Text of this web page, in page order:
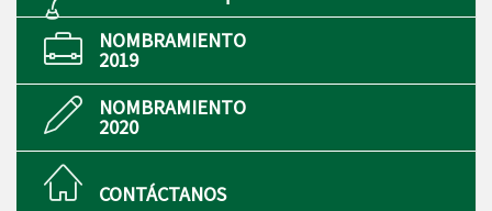
NOMBRAMIENTO
2019
NOMBRAMIENTO
2020
CONTÁCTANOS